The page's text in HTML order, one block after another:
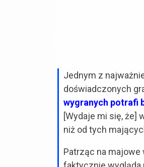
Jednym z
doświadczonych
wygranych potrafi
[Wydaje mi się,
niż od tych
Patrząc na majowe